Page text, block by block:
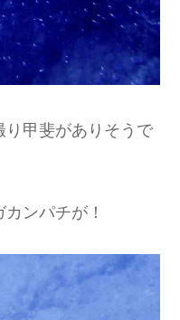
甲斐がありそうで
ンパチが！